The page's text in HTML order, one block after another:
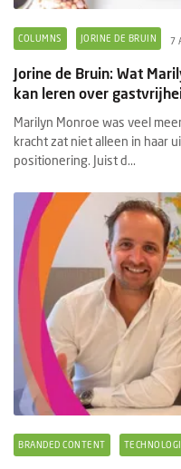
COLUMNS JORINE DE BRUIN 7
Jorine de Bruin: Wat
kan leren over
Marilyn Monroe was veel
kracht zat niet alleen in haar
positionering. Juist d...
BRANDED CONTENT